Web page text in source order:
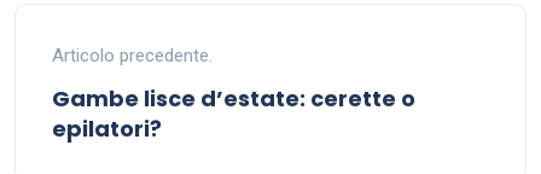
Articolo precedente.
Gambe lisce d’estate: cerette o
epilatori?